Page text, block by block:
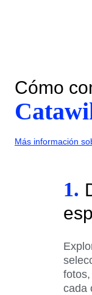
Cómo
Más información
1.
cada